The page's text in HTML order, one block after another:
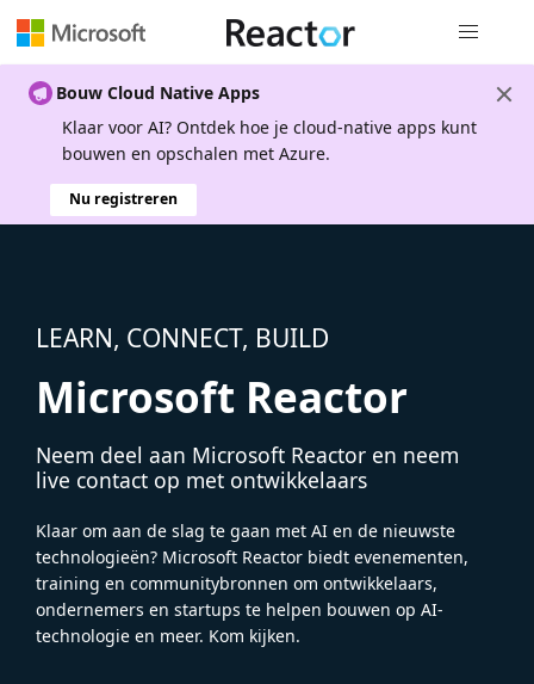
Bouw Cloud Native Apps
Klaar voor AI? Ontdek hoe je cloud-native apps kunt
bouwen en opschalen met Azure.
Nu registreren
LEARN, CONNECT, BUILD
Microsoft Reactor
Neem deel aan Microsoft Reactor en neem
live contact op met ontwikkelaars
Klaar om aan de slag te gaan met AI en de nieuwste
technologieën? Microsoft Reactor biedt evenementen,
training en communitybronnen om ontwikkelaars,
ondernemers en startups te helpen bouwen op AI-
technologie en meer. Kom kijken.